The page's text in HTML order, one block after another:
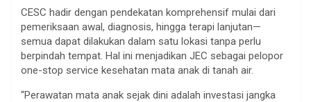
CESC hadir dengan pendekatan komprehensif mulai dari
pemeriksaan awal, diagnosis, hingga terapi lanjutan—
semua dapat dilakukan dalam satu lokasi tanpa perlu
berpindah tempat. Hal ini menjadikan JEC sebagai pelopor
one-stop service kesehatan mata anak di tanah air.
“Perawatan mata anak sejak dini adalah investasi jangka